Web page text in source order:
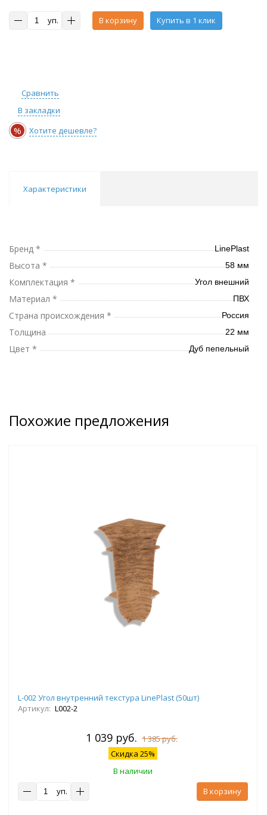
уп. В корзину Купить в 1 клик
Сравнить
В закладки
% Хотите дешевле?
Характеристики
Бренд * LinePlast
Высота * 58 мм
Комплектация * Угол внешний
Материал * ПВХ
Страна происхождения * Россия
Толщина 22 мм
Цвет * Дуб пепельный
Похожие предложения
L-002 Угол внутренний текстура LinePlast (50шт)
Артикул: L002-2
1 039 руб. 1 385 руб.
Скидка 25%
В наличии
уп.
В корзину